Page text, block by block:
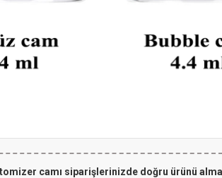
camı siparişlerinizde doğru ürünü